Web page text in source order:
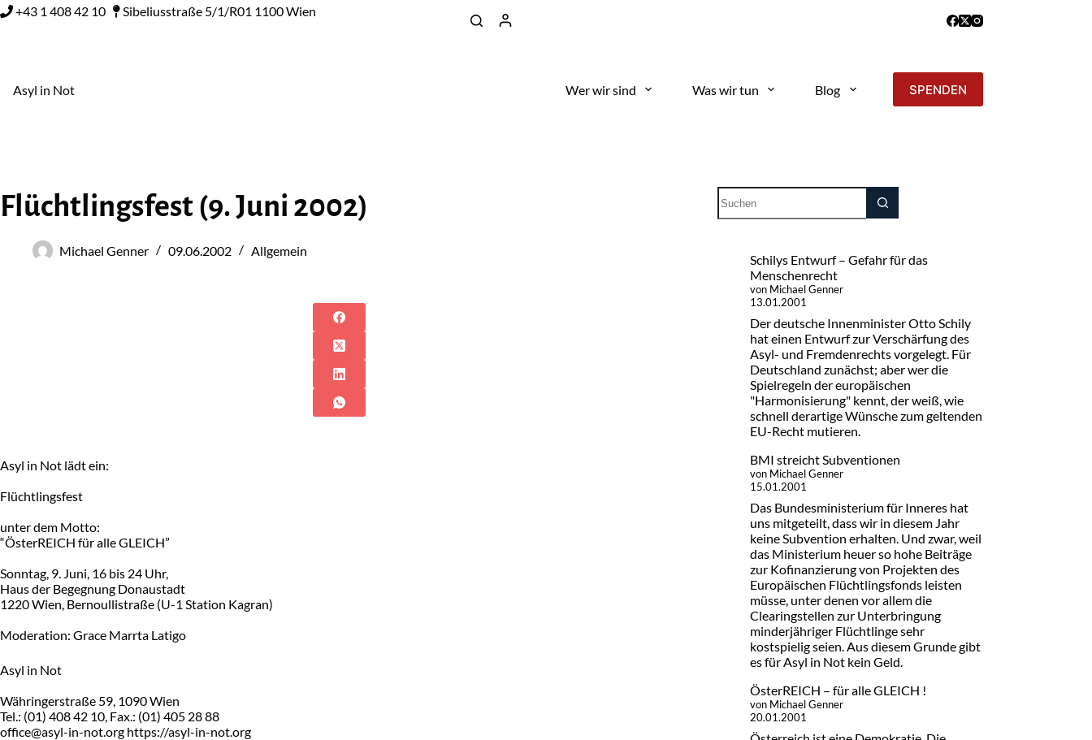
+43 1 408 42 10 Sibeliusstraße 5/1/R01 1100 Wien
Asyl in Not Wer wir sind Was wir tun Blog SPENDEN
Flüchtlingsfest (9. Juni 2002)
Michael Genner 09.06.2002 Allgemein
Asyl in Not lädt ein:
Flüchtlingsfest
unter dem Motto:
“ÖsterREICH für alle GLEICH”
Sonntag, 9. Juni, 16 bis 24 Uhr,
Haus der Begegnung Donaustadt
1220 Wien, Bernoullistraße (U-1 Station Kagran)
Moderation: Grace Marrta Latigo
Asyl in Not
Währingerstraße 59, 1090 Wien
Tel.: (01) 408 42 10, Fax.: (01) 405 28 88
office@asyl-in-not.org https://asyl-in-not.org
Schilys Entwurf – Gefahr für das
Menschenrecht
von Michael Genner
13.01.2001
Der deutsche Innenminister Otto Schily
hat einen Entwurf zur Verschärfung des
Asyl- und Fremdenrechts vorgelegt. Für
Deutschland zunächst; aber wer die
Spielregeln der europäischen
"Harmonisierung" kennt, der weiß, wie
schnell derartige Wünsche zum geltenden
EU-Recht mutieren.
BMI streicht Subventionen
von Michael Genner
15.01.2001
Das Bundesministerium für Inneres hat
uns mitgeteilt, dass wir in diesem Jahr
keine Subvention erhalten. Und zwar, weil
das Ministerium heuer so hohe Beiträge
zur Kofinanzierung von Projekten des
Europäischen Flüchtlingsfonds leisten
müsse, unter denen vor allem die
Clearingstellen zur Unterbringung
minderjähriger Flüchtlinge sehr
kostspielig seien. Aus diesem Grunde gibt
es für Asyl in Not kein Geld.
ÖsterREICH – für alle GLEICH !
von Michael Genner
20.01.2001